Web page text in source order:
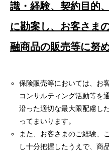
識・経験、契約目的
に勘案し、お客さま
融商品の販売等に努め
保険販売等においては、お
コンサルティング活動等を
沿った適切な最大限配慮し
ってまいります。
また、お客さまのご経験、
し十分把握したうえで、商